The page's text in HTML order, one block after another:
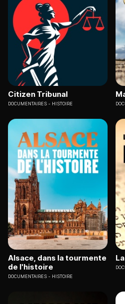
Citizen Tribunal
DOCUMENTAIRES HISTOIRE
Alsace, dans la tourmente
de l'histoire
DOCUMENTAIRES HISTOIRE